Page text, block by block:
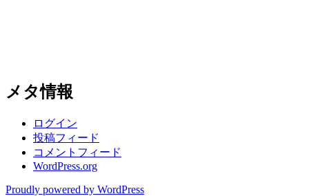
メタ情報
ログイン
投稿フィード
コメントフィード
WordPress.org
Proudly powered by WordPress